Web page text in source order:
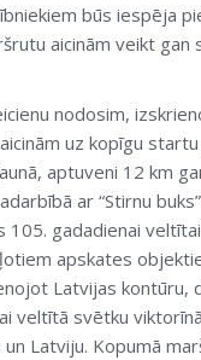
būs iespēja
aicinām veikt gan
nodosim,
uz kopīgu
aptuveni 12 km
ar “Stirnu
105. gadadienai
apskates
Latvijas kontūru,
veltītā svētku
Latviju. Kopumā